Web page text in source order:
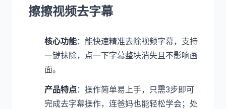
擦擦视频去字幕
核心功能：能快速精准去除视频字幕，支持
一键抹除，点一下字幕整块消失且不影响画
面。
产品特点：操作简单易上手，只需3步即可
完成去字幕操作，连爸妈也能轻松学会；处